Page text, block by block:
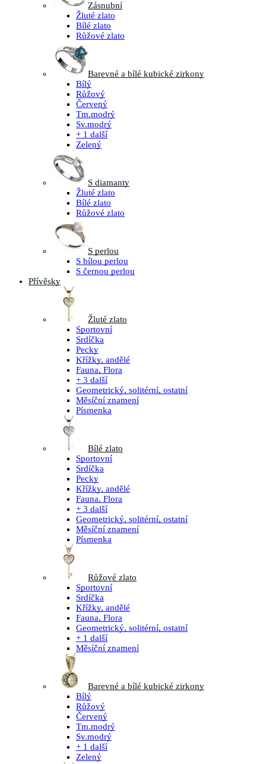
Zásnubní
Žluté zlato
Bílé zlato
Růžové zlato
Barevné a bílé kubické zirkony
Bílý
Růžový
Červený
Tm.modrý
Sv.modrý
+ 1 další
Zelený
S diamanty
Žluté zlato
Bílé zlato
Růžové zlato
S perlou
S bílou perlou
S černou perlou
Přívěsky
Žluté zlato
Sportovní
Srdíčka
Pecky
Křížky, andělé
Fauna, Flora
+ 3 další
Geometrický, solitérní, ostatní
Měsíční znamení
Písmenka
Bílé zlato
Sportovní
Srdíčka
Pecky
Křížky, andělé
Fauna, Flora
+ 3 další
Geometrický, solitérní, ostatní
Měsíční znamení
Písmenka
Růžové zlato
Sportovní
Srdíčka
Křížky, andělé
Fauna, Flora
Geometrický, solitérní, ostatní
+ 1 další
Měsíční znamení
Barevné a bílé kubické zirkony
Bílý
Růžový
Červený
Tm.modrý
Sv.modrý
+ 1 další
Zelený